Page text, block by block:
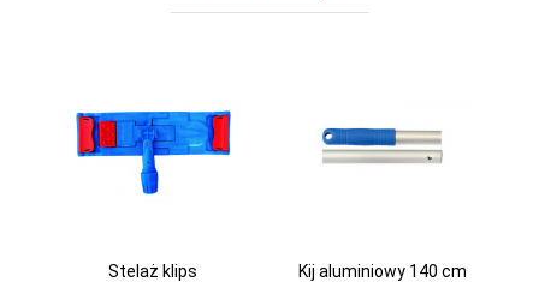
Stelaż klips
Kij aluminiowy 140 cm